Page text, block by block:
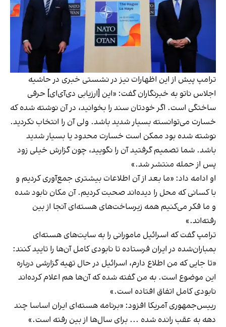
ترامپ پیش از این اظهارات نیز در نشستی خبری در حاشیه
اجلاس ناتو به خبرنگاران گفت: «این [ارزیابی دی‌آی‌ای] حرفی
ساختگی است. اگر خودتان سند را بخوانید، در آن نوشته شده که
خسارت می‌توانسته بسیار شدید باشد. ولی آن را انتخاب نکردید.
نوشته شده بود ممکن است خسارت محدود یا بسیار شدید
باشد. شما تصمیم گرفتید آن را نگویید، چون گزارش خیلی زود
پس از حمله منتشر شد.»
او ادامه داد: «ما بعد از آن اطلاعات بیشتری جمع‌آوری کردیم و
با کسانی که محل را دیده‌اند صحبت کردیم. آن مکان نابود شده
و ما فکر می‌کنیم همه زیرساخت‌های هسته‌ای آنجا از بین
رفته‌اند.»
ترامپ گفت که اسرائیل مامورانی را به سایت‌های هسته‌ای
بمباران‌شده در ایران فرستاده تا نابودی کامل آن‌ها را تایید کنند:
«تا جایی که من اطلاع دارم، اسرائیل در حال تهیه گزارشی درباره
این موضوع است. به من گفته شده که آن‌ها هم اعلام کرده‌اند
نابودی کامل اتفاق افتاده است.»
رییس‌جمهوری آمریکا افزود: «برنامه هسته‌ای ایران اساسا چند
دهه به عقب رانده شده ... برای سال‌ها از بین رفته است.»